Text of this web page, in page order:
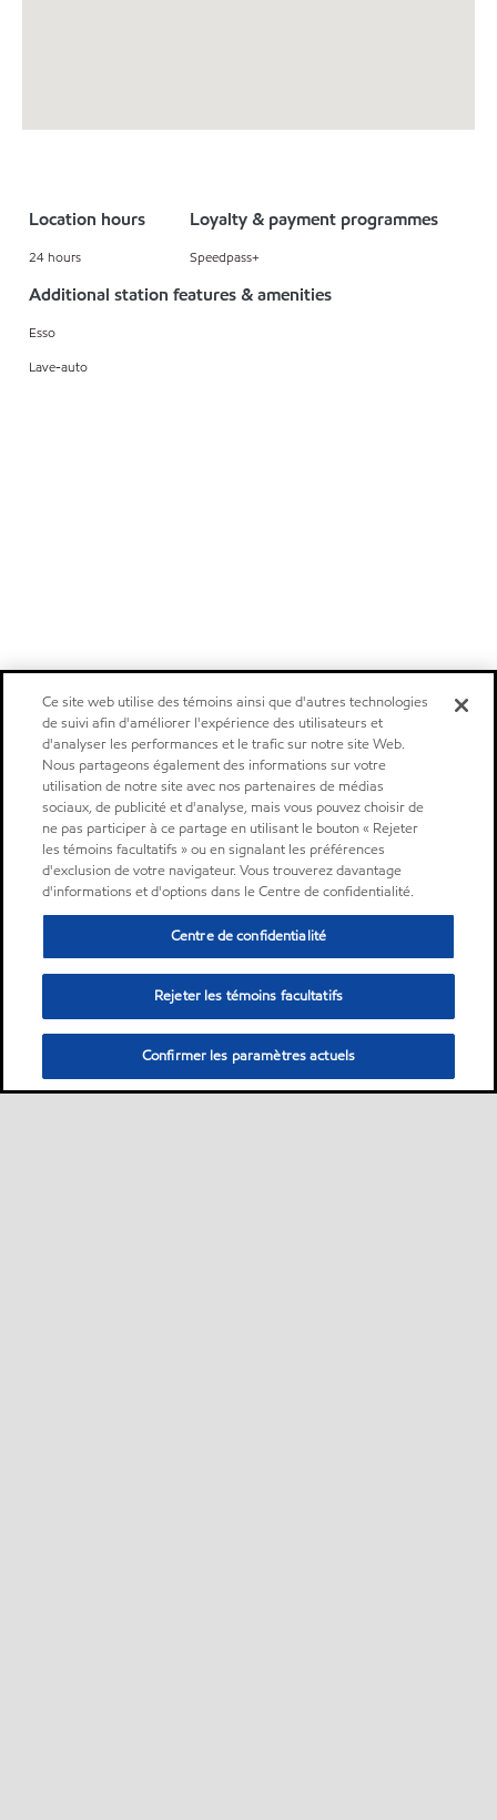
Location hours
24 hours
Loyalty & payment programmes
Speedpass+
Additional station features & amenities
Esso
Lave-auto
Ce site web utilise des témoins ainsi que d'autres technologies
de suivi afin d'améliorer l'expérience des utilisateurs et
d'analyser les performances et le trafic sur notre site Web.
Nous partageons également des informations sur votre
utilisation de notre site avec nos partenaires de médias
sociaux, de publicité et d'analyse, mais vous pouvez choisir de
ne pas participer à ce partage en utilisant le bouton « Rejeter
les témoins facultatifs » ou en signalant les préférences
d'exclusion de votre navigateur. Vous trouverez davantage
d'informations et d'options dans le Centre de confidentialité.
Centre de confidentialité
Rejeter les témoins facultatifs
Confirmer les paramètres actuels